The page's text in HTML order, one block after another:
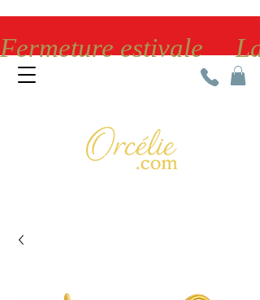
Fermeture estivale